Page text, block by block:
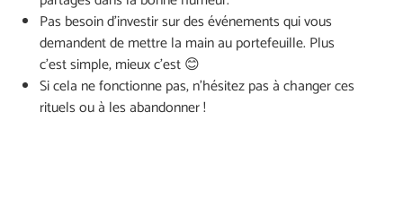
Pas besoin d’investir sur des événements qui vous
demandent de mettre la main au portefeuille. Plus
c’est simple, mieux c’est 😊
Si cela ne fonctionne pas, n’hésitez pas à changer ces
rituels ou à les abandonner !